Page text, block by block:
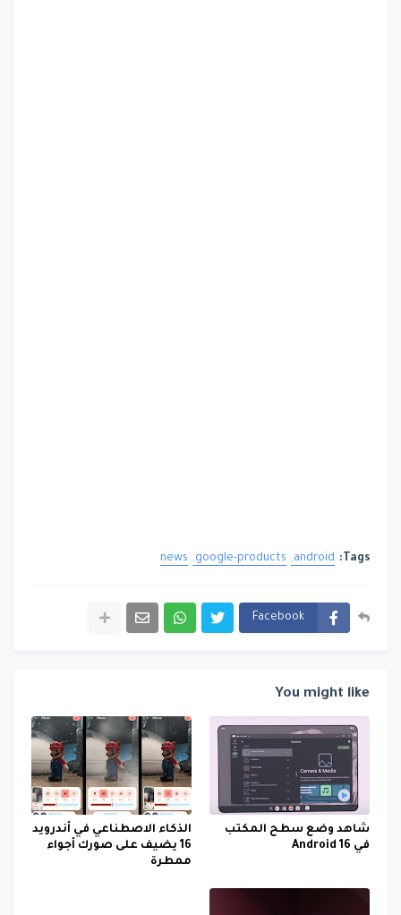
Tags:
android
google-products
news
Facebook
You might like
شاهد وضع سطح المكتب
في Android 16
الذكاء الاصطناعي في أندرويد
16 يضيف على صورك أجواء
ممطرة